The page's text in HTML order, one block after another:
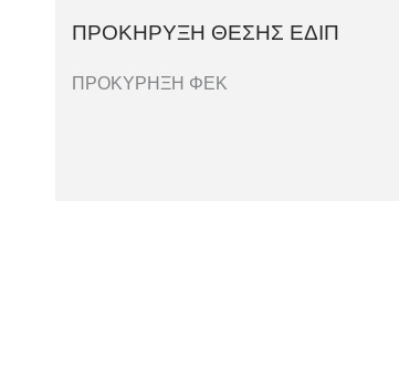
ΠΡΟΚΗΡΥΞΗ ΘΕΣΗΣ ΕΔΙΠ
ΠΡΟΚΥΡΗΞΗ ΦΕΚ